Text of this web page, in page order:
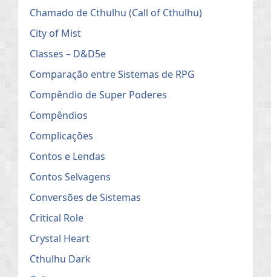
Chamado de Cthulhu (Call of Cthulhu)
City of Mist
Classes – D&D5e
Comparação entre Sistemas de RPG
Compêndio de Super Poderes
Compêndios
Complicações
Contos e Lendas
Contos Selvagens
Conversões de Sistemas
Critical Role
Crystal Heart
Cthulhu Dark